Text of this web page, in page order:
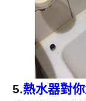
5.熱水器對